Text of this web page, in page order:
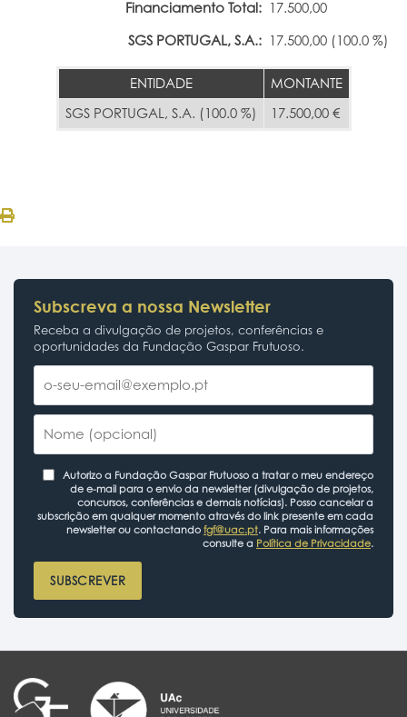
Financiamento Total: 17.500,00
SGS PORTUGAL, S.A.: 17.500,00 (100.0 %)
ENTIDADE
MONTANTE
SGS PORTUGAL, S.A. (100.0 %)
17.500,00 €
Subscreva a nossa Newsletter
Receba a divulgação de projetos, conferências e
oportunidades da Fundação Gaspar Frutuoso.
Autorizo a Fundação Gaspar Frutuoso a tratar o meu endereço
de e-mail para o envio da newsletter (divulgação de projetos,
concursos, conferências e demais notícias). Posso cancelar a
subscrição em qualquer momento através do link presente em cada
newsletter ou contactando fgf@uac.pt. Para mais informações
consulte a Política de Privacidade.
SUBSCREVER